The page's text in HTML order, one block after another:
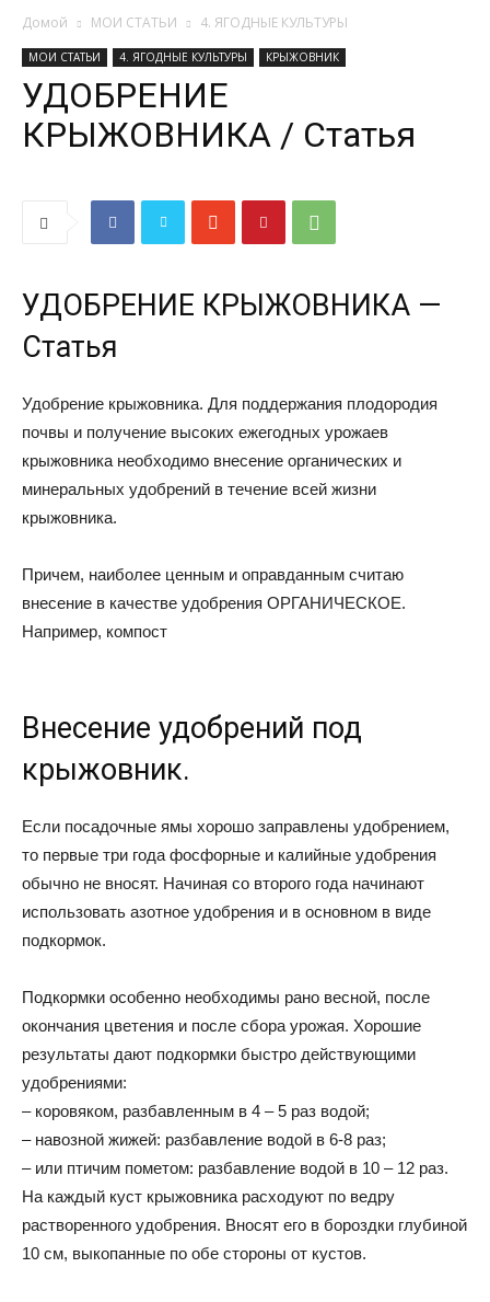
Домой МОИ СТАТЬИ 4. ЯГОДНЫЕ КУЛЬТУРЫ
МОИ СТАТЬИ 4. ЯГОДНЫЕ КУЛЬТУРЫ КРЫЖОВНИК
УДОБРЕНИЕ
КРЫЖОВНИКА / Статья
УДОБРЕНИЕ КРЫЖОВНИКА —
Статья
Удобрение крыжовника. Для поддержания плодородия
почвы и получение высоких ежегодных урожаев
крыжовника необходимо внесение органических и
минеральных удобрений в течение всей жизни
крыжовника.
Причем, наиболее ценным и оправданным считаю
внесение в качестве удобрения ОРГАНИЧЕСКОЕ.
Например, компост
Внесение удобрений под
крыжовник.
Если посадочные ямы хорошо заправлены удобрением,
то первые три года фосфорные и калийные удобрения
обычно не вносят. Начиная со второго года начинают
использовать азотное удобрения и в основном в виде
подкормок.
Подкормки особенно необходимы рано весной, после
окончания цветения и после сбора урожая. Хорошие
результаты дают подкормки быстро действующими
удобрениями:
– коровяком, разбавленным в 4 – 5 раз водой;
– навозной жижей: разбавление водой в 6-8 раз;
– или птичим пометом: разбавление водой в 10 – 12 раз.
На каждый куст крыжовника расходуют по ведру
растворенного удобрения. Вносят его в бороздки глубиной
10 см, выкопанные по обе стороны от кустов.